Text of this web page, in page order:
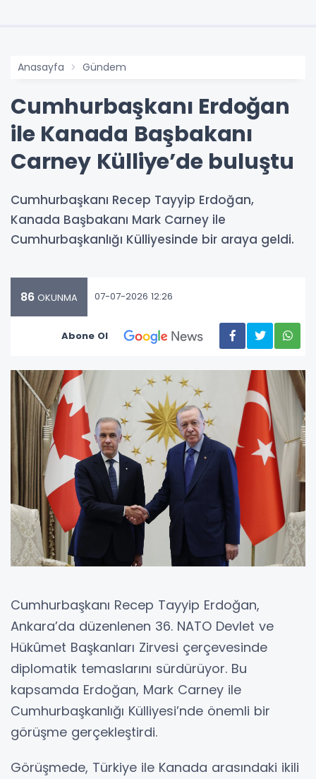
Anasayfa Gündem
Cumhurbaşkanı Erdoğan
ile Kanada Başbakanı
Carney Külliye’de buluştu
Cumhurbaşkanı Recep Tayyip Erdoğan,
Kanada Başbakanı Mark Carney ile
Cumhurbaşkanlığı Külliyesinde bir araya geldi.
86 OKUNMA 07-07-2026 12:26
Abone Ol
Cumhurbaşkanı Recep Tayyip Erdoğan,
Ankara’da düzenlenen 36. NATO Devlet ve
Hükûmet Başkanları Zirvesi çerçevesinde
diplomatik temaslarını sürdürüyor. Bu
kapsamda Erdoğan, Mark Carney ile
Cumhurbaşkanlığı Külliyesi’nde önemli bir
görüşme gerçekleştirdi.
Görüşmede, Türkiye ile Kanada arasındaki ikili